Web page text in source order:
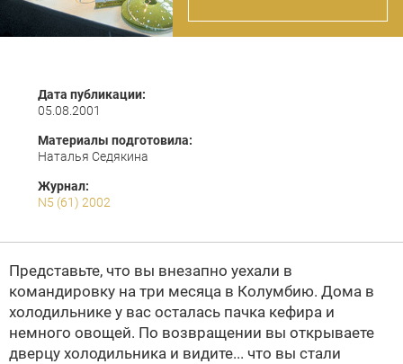
Дата публикации:
05.08.2001
Материалы подготовила:
Наталья Седякина
Журнал:
N5 (61) 2002
Представьте, что вы внезапно уехали в
командировку на три месяца в Колумбию. Дома в
холодильнике у вас осталась пачка кефира и
немного овощей. По возвращении вы открываете
дверцу холодильника и видите... что вы стали